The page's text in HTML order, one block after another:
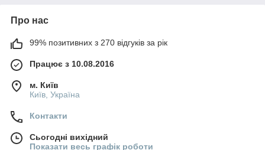
Про нас
99% позитивних з 270 відгуків за рік
Працює з 10.08.2016
м. Київ
Київ, Україна
Контакти
Сьогодні вихідний
Показати весь графік роботи